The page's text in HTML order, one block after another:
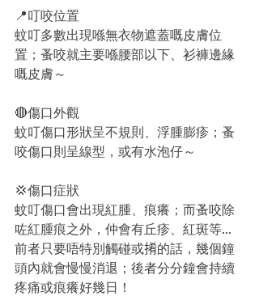
📍叮咬位置
蚊叮多數出現喺無衣物遮蓋嘅皮膚位
置；蚤咬就主要喺腰部以下、衫褲邊緣
嘅皮膚～
🔴傷口外觀
蚊叮傷口形狀呈不規則、浮腫膨疹；蚤
咬傷口則呈線型，或有水泡仔～
💢傷口症狀
蚊叮傷口會出現紅腫、痕癢；而蚤咬除
咗紅腫痕之外，仲會有丘疹、紅斑等...
前者只要唔特別觸碰或𢯎的話，幾個鐘
頭內就會慢慢消退；後者分分鐘會持續
疼痛或痕癢好幾日！